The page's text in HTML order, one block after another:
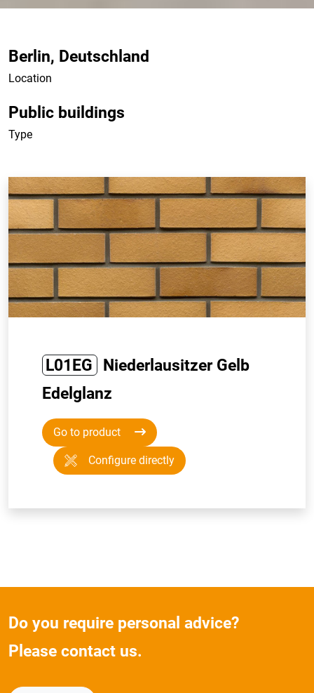
Berlin, Deutschland
Location
Public buildings
Type
L01EG Niederlausitzer Gelb
Edelglanz
Go to product
Configure directly
Do you require personal advice?
Please contact us.